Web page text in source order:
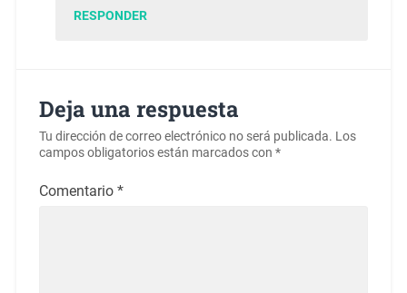
RESPONDER
Deja una respuesta
Tu dirección de correo electrónico no será publicada. Los
campos obligatorios están marcados con *
Comentario *